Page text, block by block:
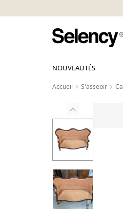
NOUVEAUTÉS
Accueil S'asseoir